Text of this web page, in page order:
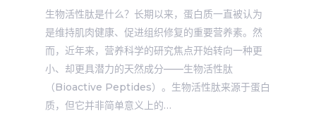
生物活性肽是什么？长期以来，蛋白质一直被认为
是维持肌肉健康、促进组织修复的重要营养素。然
而，近年来，营养科学的研究焦点开始转向一种更
小、却更具潜力的天然成分——生物活性肽
（Bioactive Peptides）。生物活性肽来源于蛋白
质，但它并非简单意义上的…